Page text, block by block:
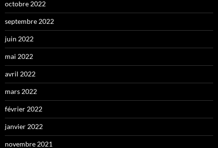
octobre 2022
septembre 2022
juin 2022
mai 2022
avril 2022
mars 2022
février 2022
janvier 2022
novembre 2021